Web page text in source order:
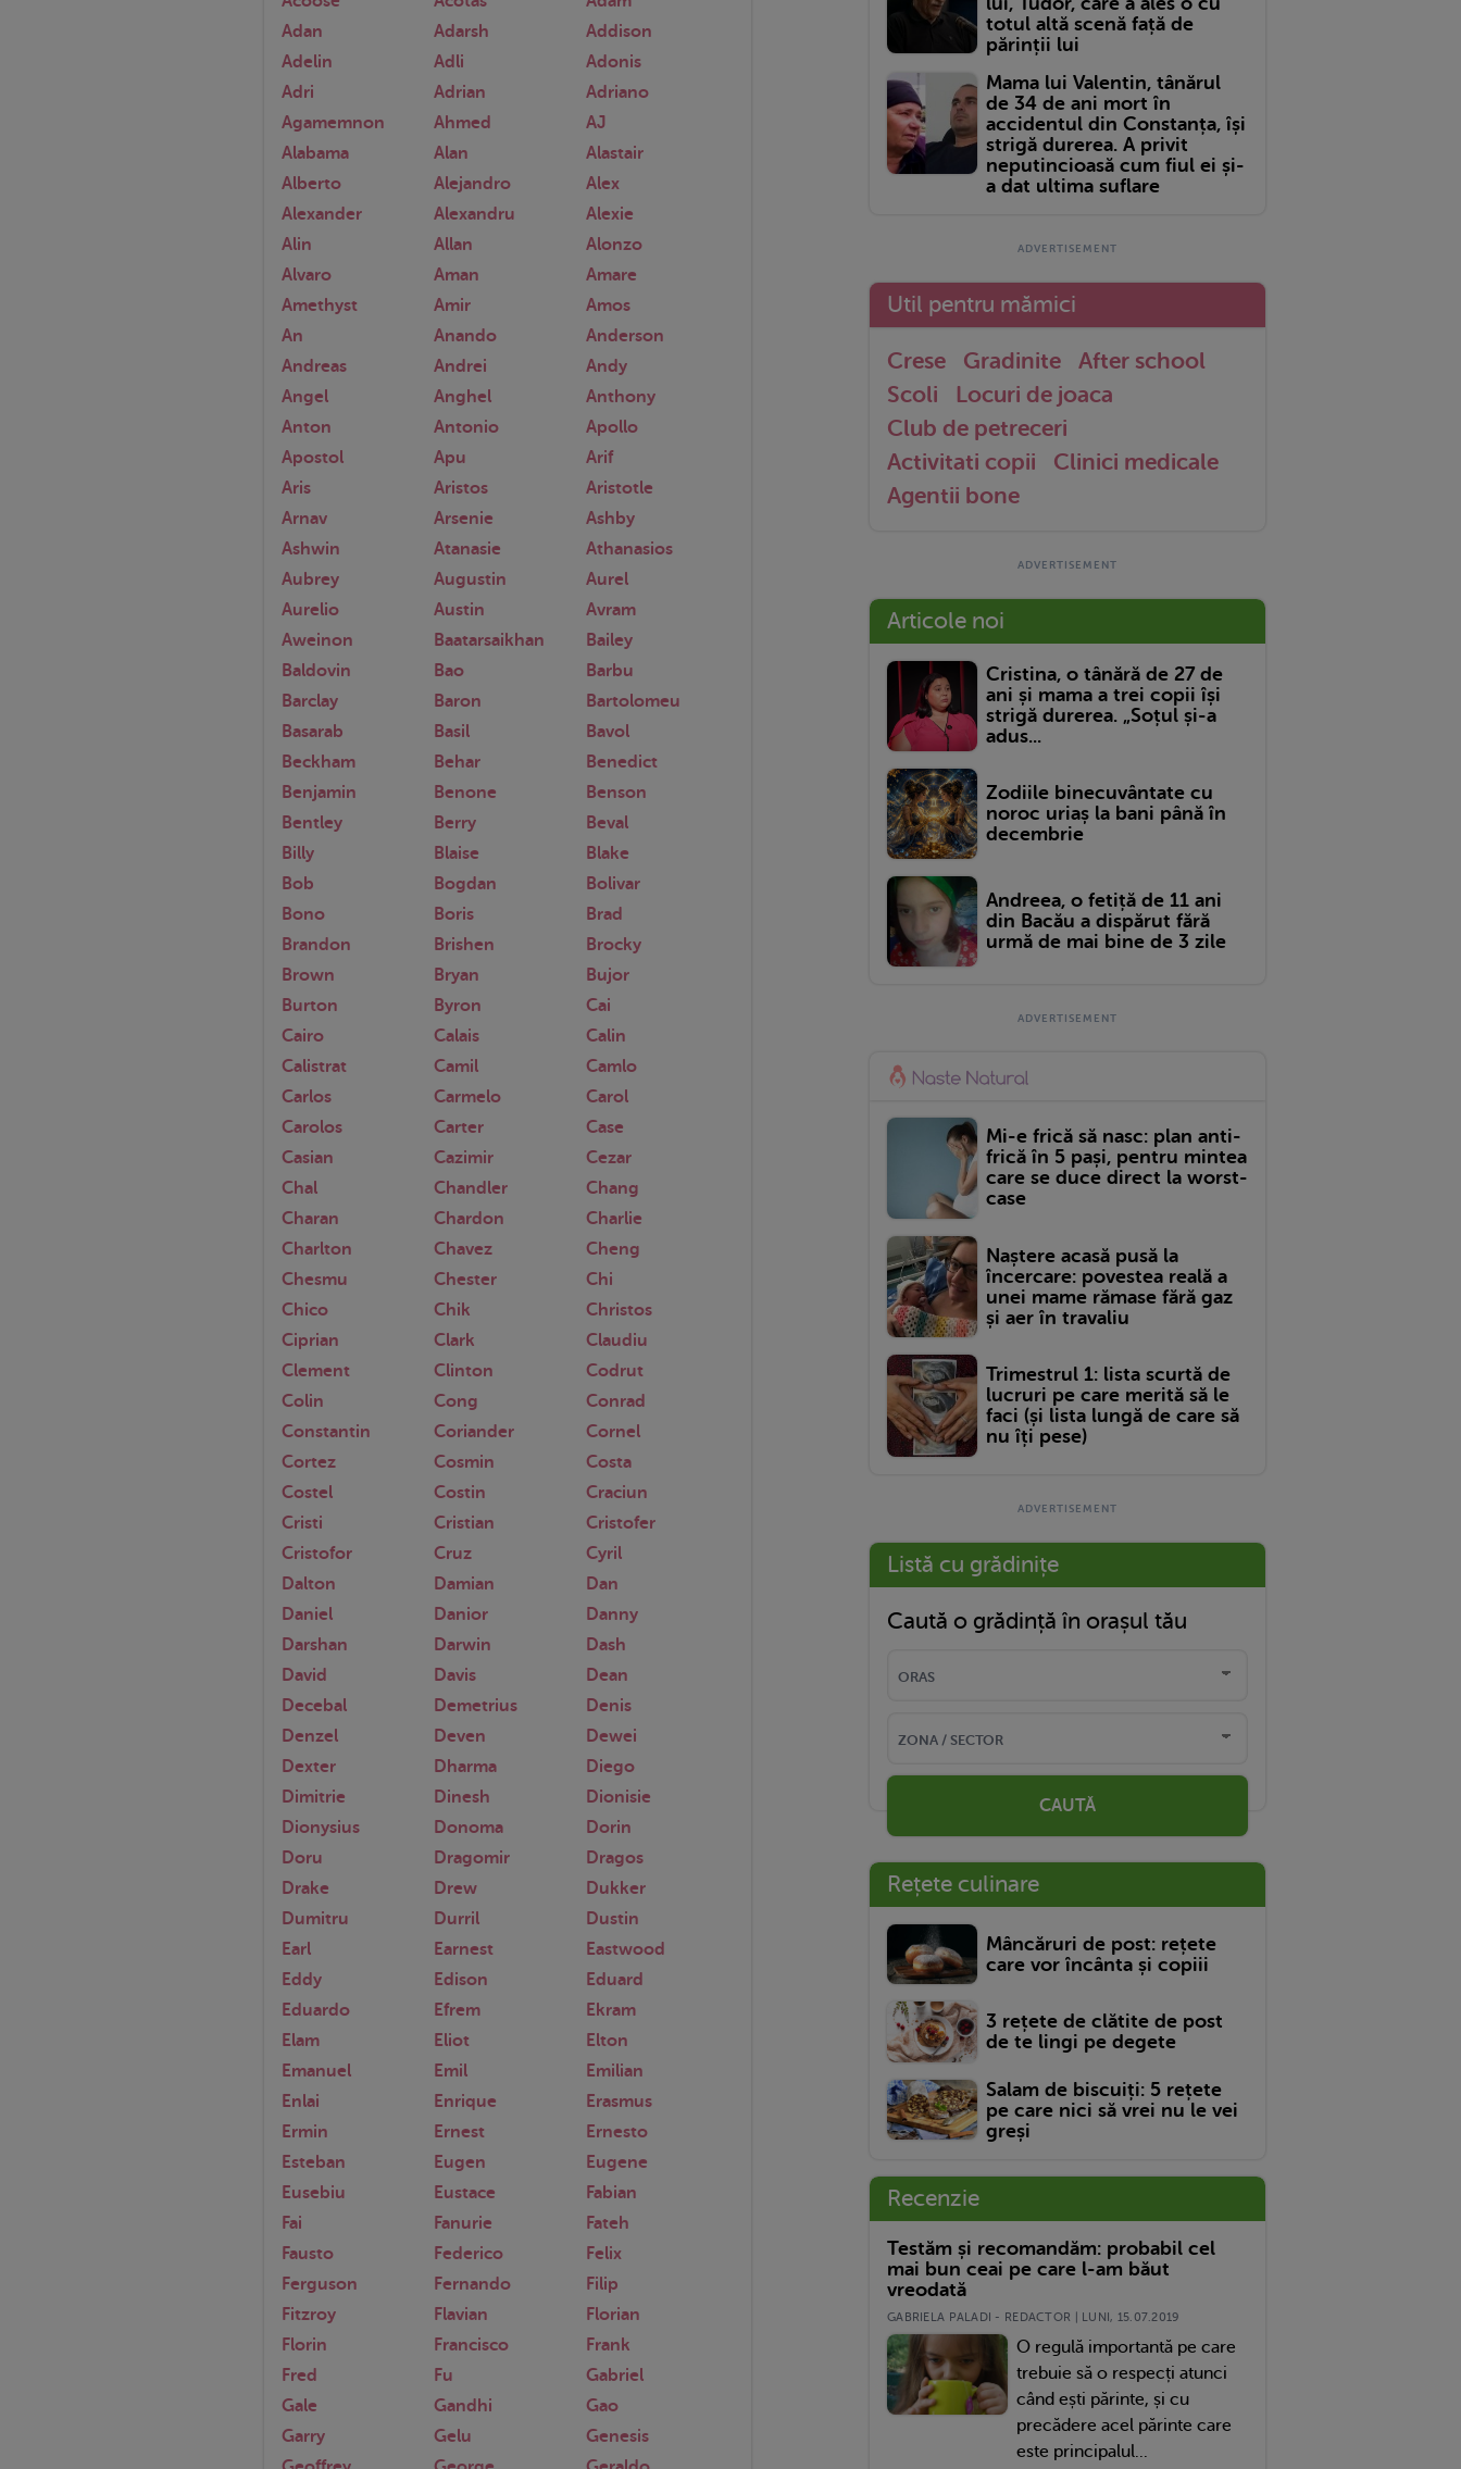
Adan
Adarsh
Addison
Adelin
Adli
Adonis
Adri
Adrian
Adriano
Agamemnon
Ahmed
AJ
Alabama
Alan
Alastair
Alberto
Alejandro
Alex
Alexander
Alexandru
Alexie
Alin
Allan
Alonzo
Alvaro
Aman
Amare
Amethyst
Amir
Amos
An
Anando
Anderson
Andreas
Andrei
Andy
Angel
Anghel
Anthony
Anton
Antonio
Apollo
Apostol
Apu
Arif
Aris
Aristos
Aristotle
Arnav
Arsenie
Ashby
Ashwin
Atanasie
Athanasios
Aubrey
Augustin
Aurel
Aurelio
Austin
Avram
Aweinon
Baatarsaikhan
Bailey
Baldovin
Bao
Barbu
Barclay
Baron
Bartolomeu
Basarab
Basil
Bavol
Beckham
Behar
Benedict
Benjamin
Benone
Benson
Bentley
Berry
Beval
Billy
Blaise
Blake
Bob
Bogdan
Bolivar
Bono
Boris
Brad
Brandon
Brishen
Brocky
Brown
Bryan
Bujor
Burton
Byron
Cai
Cairo
Calais
Calin
Calistrat
Camil
Camlo
Carlos
Carmelo
Carol
Carolos
Carter
Case
Casian
Cazimir
Cezar
Chal
Chandler
Chang
Charan
Chardon
Charlie
Charlton
Chavez
Cheng
Chesmu
Chester
Chi
Chico
Chik
Christos
Ciprian
Clark
Claudiu
Clement
Clinton
Codrut
Colin
Cong
Conrad
Constantin
Coriander
Cornel
Cortez
Cosmin
Costa
Costel
Costin
Craciun
Cristi
Cristian
Cristofer
Cristofor
Cruz
Cyril
Dalton
Damian
Dan
Daniel
Danior
Danny
Darshan
Darwin
Dash
David
Davis
Dean
Decebal
Demetrius
Denis
Denzel
Deven
Dewei
Dexter
Dharma
Diego
Dimitrie
Dinesh
Dionisie
Dionysius
Donoma
Dorin
Doru
Dragomir
Dragos
Drake
Drew
Dukker
Dumitru
Durril
Dustin
Earl
Earnest
Eastwood
Eddy
Edison
Eduard
Eduardo
Efrem
Ekram
Elam
Eliot
Elton
Emanuel
Emil
Emilian
Enlai
Enrique
Erasmus
Ermin
Ernest
Ernesto
Esteban
Eugen
Eugene
Eusebiu
Eustace
Fabian
Fai
Fanurie
Fateh
Fausto
Federico
Felix
Ferguson
Fernando
Filip
Fitzroy
Flavian
Florian
Florin
Francisco
Frank
Fred
Fu
Gabriel
Gale
Gandhi
Gao
Garry
Gelu
Genesis
totul altă scenă față de
părinții lui
Mama lui Valentin, tânărul
de 34 de ani mort în
accidentul din Constanța, își
strigă durerea. A privit
neputincioasă cum fiul ei și-
a dat ultima suflare
Util pentru mămici
Crese Gradinite
After school
Scoli
Locuri de joaca
Club de petreceri
Activitati copii
Clinici medicale
Agentii bone
Articole noi
Cristina, o tânără de 27 de
ani și mama a trei copii își
strigă durerea. „Soțul și-a
adus...
Zodiile binecuvântate cu
noroc uriaș la bani până în
decembrie
Andreea, o fetiță de 11 ani
din Bacău a dispărut fără
urmă de mai bine de 3 zile
Mi-e frică să nasc: plan anti-
frică în 5 pași, pentru mintea
care se duce direct la worst-
case
Naștere acasă pusă la
încercare: povestea reală a
unei mame rămase fără gaz
și aer în travaliu
Trimestrul 1: lista scurtă de
lucruri pe care merită să le
faci (și lista lungă de care să
nu îți pese)
Listă cu grădinițe
Caută o grădință în orașul tău
CAUTĂ
Rețete culinare
Mâncăruri de post: rețete
care vor încânta și copiii
3 rețete de clătite de post
de te lingi pe degete
Salam de biscuiți: 5 rețete
pe care nici să vrei nu le vei
greși
Recenzie
Testăm și recomandăm: probabil cel
mai bun ceai pe care l-am băut
vreodată
GABRIELA PALADI - REDACTOR | LUNI, 15.07.2019
O regulă importantă pe care
trebuie să o respecți atunci
când ești părinte, și cu
precădere acel părinte care
este principalul...